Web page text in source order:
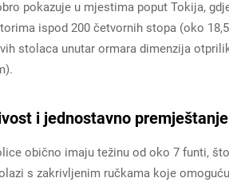
pokazuje u mjestima poput Tokija,
ispod 200 četvornih stopa (oko
stolaca unutar ormara dimenzija
i jednostavno
obično imaju težinu od oko 7 funti,
s zakrivljenim ručkama koje